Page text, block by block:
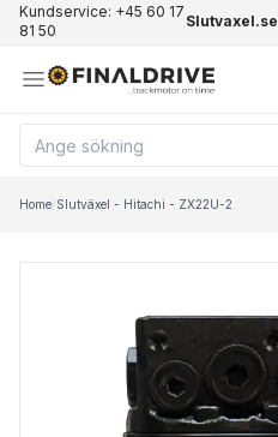
Kundservice: +45 60 17
81 50
Slutvaxel.se
Home/Slutväxel - Hitachi - ZX22U-2